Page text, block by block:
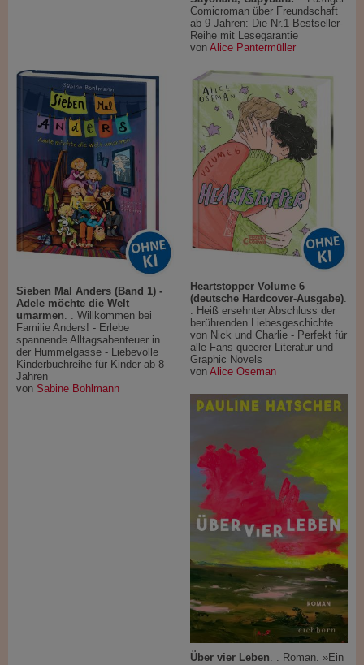
Comicroman über Freundschaft
ab 9 Jahren: Die Nr.1-Bestseller-
Reihe mit Lesegarantie
von Alice Pantermüller
Sieben Mal Anders (Band 1) -
Adele möchte die Welt
umarmen . . Willkommen bei
Familie Anders! - Erlebe
spannende Alltagsabenteuer in
der Hummelgasse - Liebevolle
Kinderbuchreihe für Kinder ab 8
Jahren
von Sabine Bohlmann
Heartstopper Volume 6
(deutsche Hardcover-Ausgabe)
. Heiß ersehnter Abschluss der
berührenden Liebesgeschichte
von Nick und Charlie - Perfekt für
alle Fans queerer Literatur und
Graphic Novels
von Alice Oseman
Über vier Leben. . Roman. »Ein